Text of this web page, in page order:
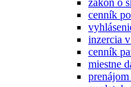
zákon o
cenník
inzercia
cenník
miestne